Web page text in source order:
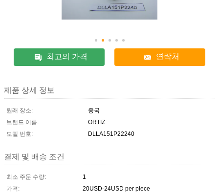
최고의 가격 연락처
제품 상세 정보
원래 장소:
중국
브랜드 이름:
ORTIZ
모델 번호:
DLLA151P22240
결제 및 배송 조건
최소 주문 수량:
1
가격:
20USD-24USD per piece